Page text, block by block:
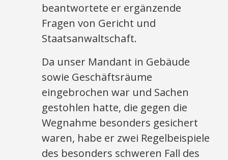
beantwortete er ergänzende
Fragen von Gericht und
Staatsanwaltschaft.
Da unser Mandant in Gebäude
sowie Geschäftsräume
eingebrochen war und Sachen
gestohlen hatte, die gegen die
Wegnahme besonders gesichert
waren, habe er zwei Regelbeispiele
des besonders schweren Fall des